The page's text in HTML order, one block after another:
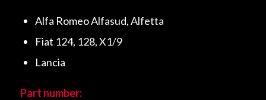
Alfa Romeo Alfasud, Alfetta
Fiat 124, 128, X1/9
Lancia
Part number: